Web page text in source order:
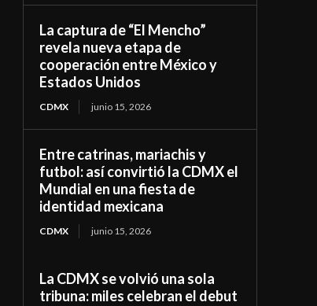
La captura de “El Mencho”
revela nueva etapa de
cooperación entre México y
Estados Unidos
CDMX junio 15, 2026
Entre catrinas, mariachis y
futbol: así convirtió la CDMX el
Mundial en una fiesta de
identidad mexicana
CDMX junio 15, 2026
La CDMX se volvió una sola
tribuna: miles celebran el debut